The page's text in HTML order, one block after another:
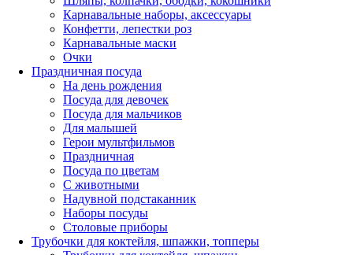
Карнавальные наборы, аксессуары
Конфетти, лепестки роз
Карнавальные маски
Очки
Праздничная посуда
На день рождения
Посуда для девочек
Посуда для мальчиков
Для малышей
Герои мультфильмов
Праздничная
Посуда по цветам
С животными
Надувной подстаканник
Наборы посуды
Столовые приборы
Трубочки для коктейля, шпажки, топперы